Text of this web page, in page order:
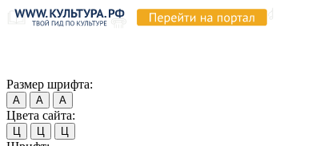
Размер шрифта:
А А А
Цвета сайта:
Ц Ц Ц